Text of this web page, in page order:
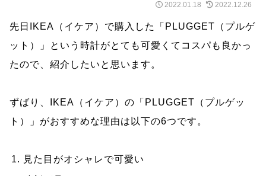
2022.01.18 2022.12.26
先日IKEA（イケア）で購入した「PLUGGET（プルゲ
ット）」という時計がとても可愛くてコスパも良かっ
たので、紹介したいと思います。
ずばり、IKEA（イケア）の「PLUGGET（プルゲッ
ト）」がおすすめな理由は以下の6つです。
見た目がオシャレで可愛い